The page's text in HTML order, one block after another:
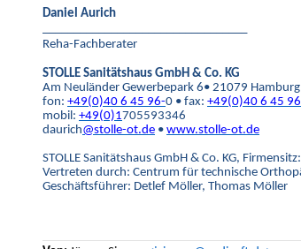
Daniel Aurich
Reha-Fachberater
STOLLE Sanitätshaus GmbH & Co. KG
Am Neuländer Gewerbepark 6• 21079 Hamburg
fon: +49(0)40 6 45 96-0 • fax: +49(0)40 6 45
mobil: +49(0)1705593346
daurich@stolle-ot.de • www.stolle-ot.de
STOLLE Sanitätshaus GmbH & Co. KG,
Vertreten durch: Centrum für technische
Geschäftsführer: Detlef Möller, Thomas Möller